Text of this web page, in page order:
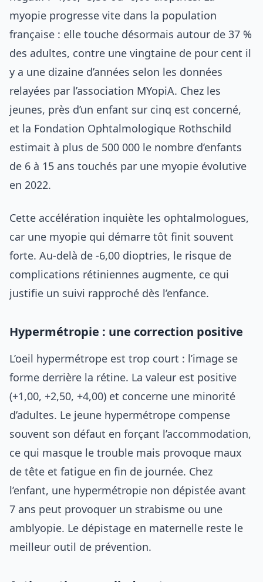
myopie progresse vite dans la population
française : elle touche désormais autour de 37 %
des adultes, contre une vingtaine de pour cent il
y a une dizaine d’années selon les données
relayées par l’association MYopiA. Chez les
jeunes, près d’un enfant sur cinq est concerné,
et la Fondation Ophtalmologique Rothschild
estimait à plus de 500 000 le nombre d’enfants
de 6 à 15 ans touchés par une myopie évolutive
en 2022.
Cette accélération inquiète les ophtalmologues,
car une myopie qui démarre tôt finit souvent
forte. Au-delà de -6,00 dioptries, le risque de
complications rétiniennes augmente, ce qui
justifie un suivi rapproché dès l’enfance.
Hypermétropie : une correction positive
L’oeil hypermétrope est trop court : l’image se
forme derrière la rétine. La valeur est positive
(+1,00, +2,50, +4,00) et concerne une minorité
d’adultes. Le jeune hypermétrope compense
souvent son défaut en forçant l’accommodation,
ce qui masque le trouble mais provoque maux
de tête et fatigue en fin de journée. Chez
l’enfant, une hypermétropie non dépistée avant
7 ans peut provoquer un strabisme ou une
amblyopie. Le dépistage en maternelle reste le
meilleur outil de prévention.